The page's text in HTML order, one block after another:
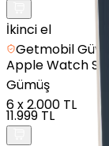
İkinci el
Getmobil
AppleWatch
Gümüş
6x2.000 TL
11.999 TL